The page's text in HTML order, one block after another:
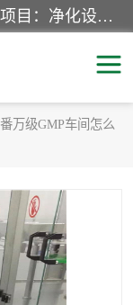
西安超润环境科技有限公司一般经营项目：净化设备、厨房设备、五金机电设备、不锈钢制品、彩钢夹心板、水处理设备的研发、销售；空气净化设备、办公设备、通风设备、建筑材料、金属材料的销售；净化工程、钢结构工程、机电设备工程的设计与施工及技术咨询服务；货物及技术的进出口的业务经营。
万级GMP车间怎么
程